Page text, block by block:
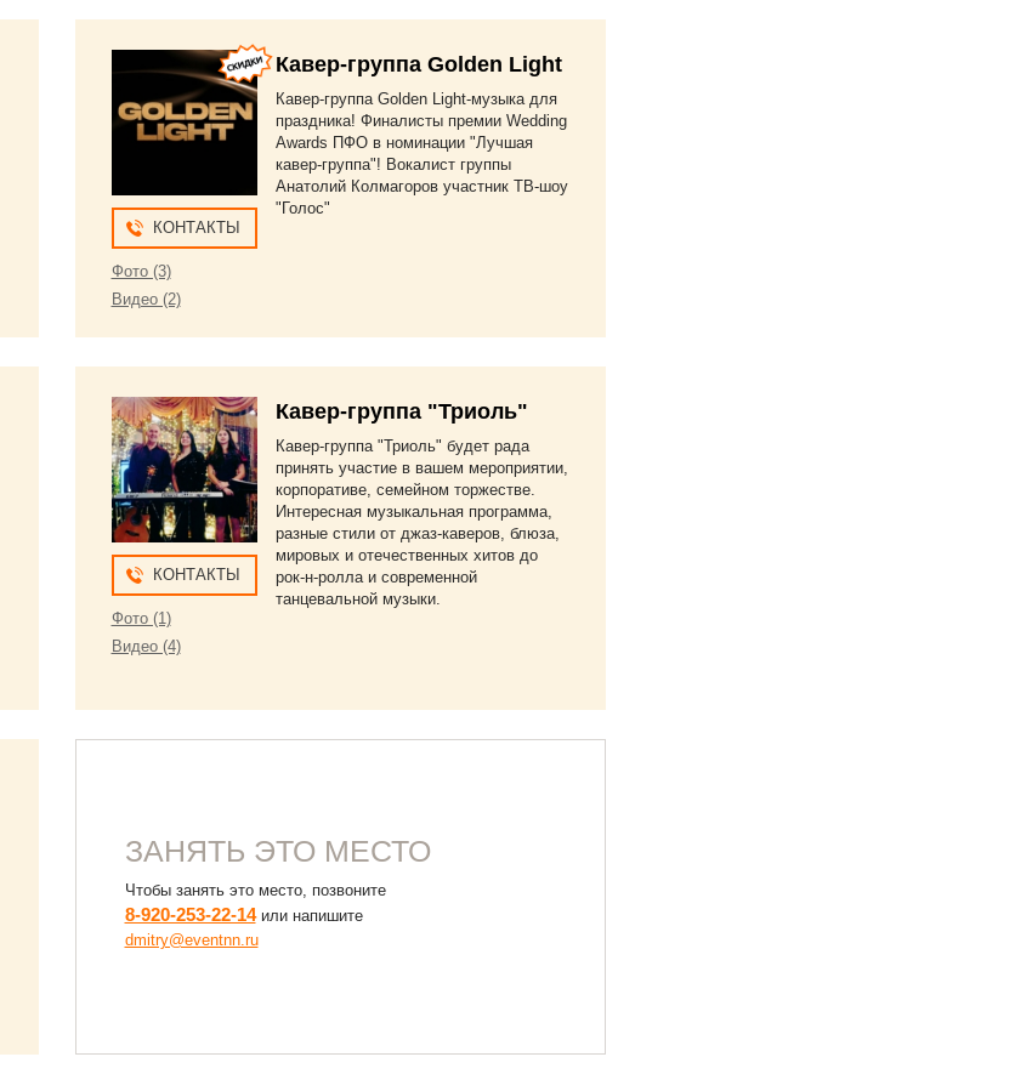
КОНТАКТЫ
Фото (3)
Видео (2)
Кавер-группа Golden Light
Кавер-группа Golden Light-музыка для
праздника! Финалисты премии Wedding
Awards ПФО в номинации "Лучшая
кавер-группа"! Вокалист группы
Анатолий Колмагоров участник ТВ-шоу
"Голос"
КОНТАКТЫ
Фото (1)
Видео (4)
Кавер-группа "Триоль"
Кавер-группа "Триоль" будет рада
принять участие в вашем мероприятии,
корпоративе, семейном торжестве.
Интересная музыкальная программа,
разные стили от джаз-каверов, блюза,
мировых и отечественных хитов до
рок-н-ролла и современной
танцевальной музыки.
ЗАНЯТЬ ЭТО МЕСТО
Чтобы занять это место, позвоните
8-920-253-22-14или напишите
dmitry@eventnn.ru